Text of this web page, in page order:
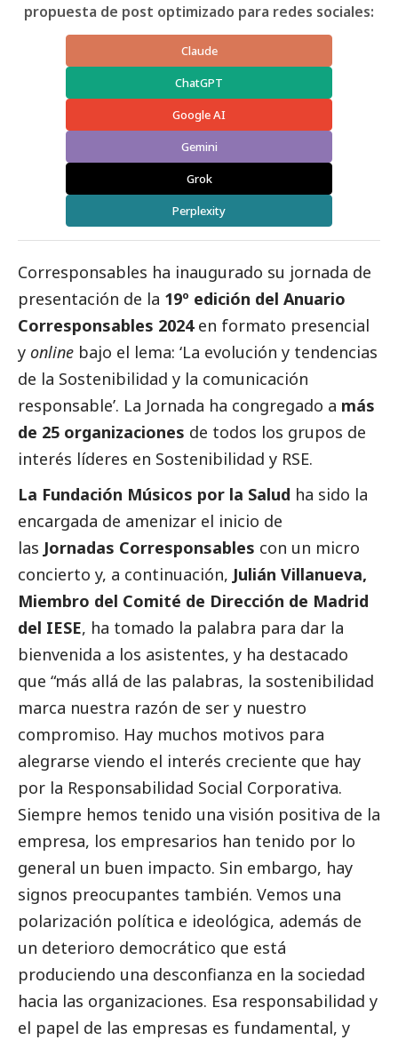
propuesta de post optimizado para redes sociales:
Claude
ChatGPT
Google AI
Gemini
Grok
Perplexity
Corresponsables ha inaugurado su jornada de
presentación de la 19º edición del Anuario
Corresponsables 2024en formato presencial
y online bajo el lema: ‘La evolución y tendencias
de la Sostenibilidad y la comunicación
responsable’. La Jornada ha congregado a más
de 25 organizaciones de todos los grupos de
interés líderes en Sostenibilidad y RSE.
La Fundación Músicos por la Salud ha sido la
encargada de amenizar el inicio de
las Jornadas Corresponsables con un micro
concierto y, a continuación, Julián Villanueva,
Miembro del Comité de Dirección de Madrid
del IESE, ha tomado la palabra para dar la
bienvenida a los asistentes, y ha destacado
que “más allá de las palabras, la sostenibilidad
marca nuestra razón de ser y nuestro
compromiso. Hay muchos motivos para
alegrarse viendo el interés creciente que hay
por la Responsabilidad Social Corporativa.
Siempre hemos tenido una visión positiva de la
empresa, los empresarios han tenido por lo
general un buen impacto. Sin embargo, hay
signos preocupantes también. Vemos una
polarización política e ideológica, además de
un deterioro democrático que está
produciendo una desconfianza en la sociedad
hacia las organizaciones. Esa responsabilidad y
el papel de las empresas es fundamental, y